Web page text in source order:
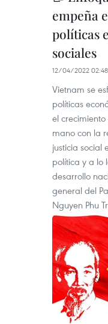
empeña
políticas
sociales
12/04/2022 02:48
Vietnam se
políticas
el
mano con la
justicia social
política y a lo
desarrollo
general del
Nguyen Phu